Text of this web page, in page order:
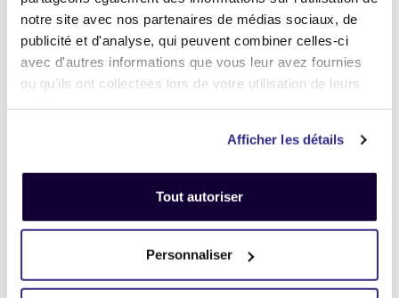
notre site avec nos partenaires de médias sociaux, de
publicité et d'analyse, qui peuvent combiner celles-ci
avec d'autres informations que vous leur avez fournies
ou qu'ils ont collectées lors de votre utilisation de leurs
Afficher les détails
Tout autoriser
Personnaliser
Et maintenant... ♫
Définir l'état de votre produit
-Avant de procéder à votre envoi :-
(Android)
Enleveztous les mots de passe
(valable pour tous les appareils).
Pour obtenir de l'aide,cliquez-ici